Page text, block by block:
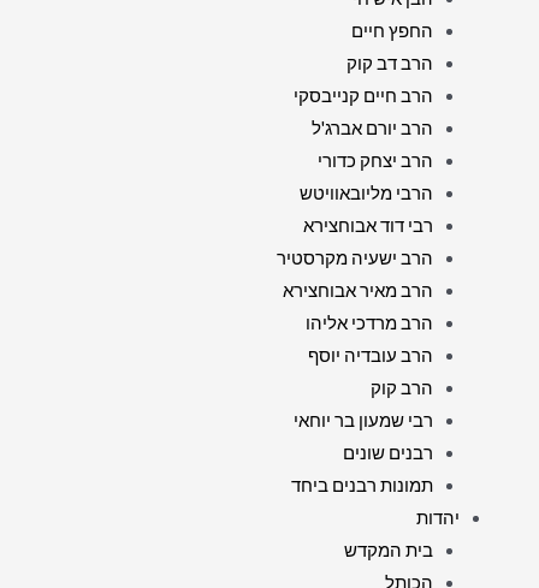
החפץ חיים
הרב דב קוק
הרב חיים קנייבסקי
הרב יורם אברג'ל
הרב יצחק כדורי
הרבי מליובאוויטש
רבי דוד אבוחצירא
הרב ישעיה מקרסטיר
הרב מאיר אבוחצירא
הרב מרדכי אליהו
הרב עובדיה יוסף
הרב קוק
רבי שמעון בר יוחאי
רבנים שונים
תמונות רבנים ביחד
יהדות
בית המקדש
הכותל